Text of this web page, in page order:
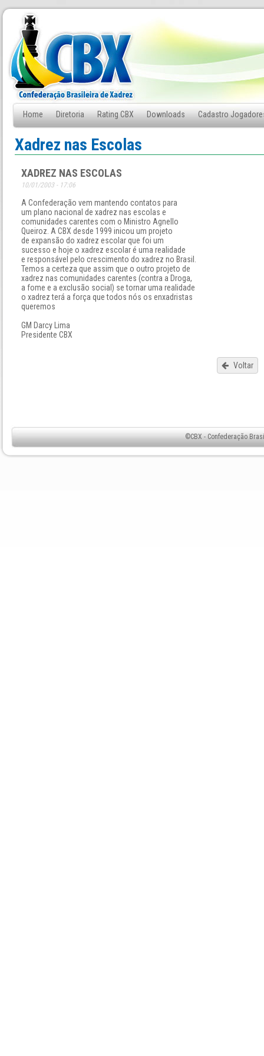
Home Diretoria Rating CBX Downloads Cadastro
Fale Conosco
Xadrez nas Escolas
XADREZ NAS ESCOLAS
10/01/2003 - 17:06
A Confederação vem mantendo contatos para
um plano nacional de xadrez nas escolas e
comunidades carentes com o Ministro Agnello
Queiroz. A CBX desde 1999 inicou um projeto
de expansão do xadrez escolar que foi um
sucesso e hoje o xadrez escolar é uma realidade
e responsável pelo crescimento do xadrez no Brasil.
Temos a certeza que assim que o outro projeto de
xadrez nas comunidades carentes (contra a Droga,
a fome e a exclusão social) se tornar uma realidade
o xadrez terá a força que todos nós os enxadristas
queremos
GM Darcy Lima
Presidente CBX
Voltar
©CBX - Confederação